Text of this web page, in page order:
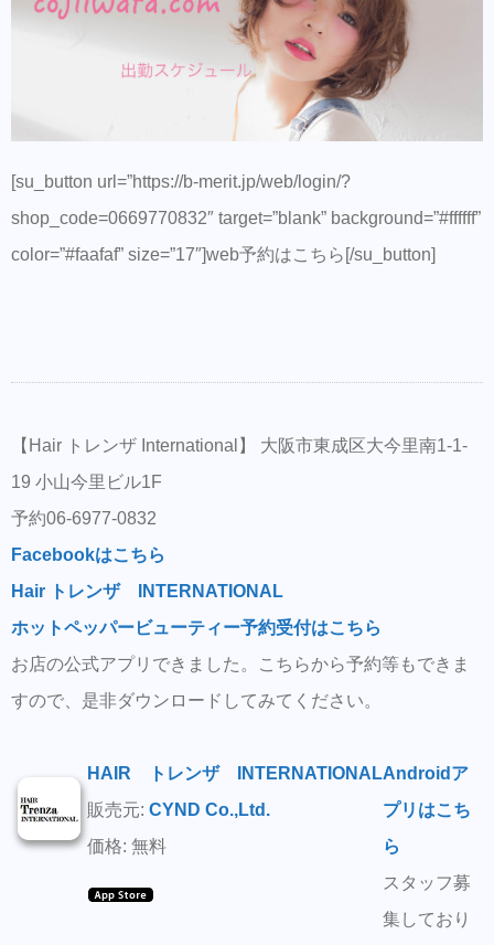
[su_button url=”https://b-merit.jp/web/login/?
shop_code=0669770832″ target=”blank” background=”#ffffff”
color=”#faafaf” size=”17″]web予約はこちら[/su_button]
【Hair トレンザ International】 大阪市東成区大今里南1-1-
19 小山今里ビル1F
予約06-6977-0832
Facebookはこちら
Hair トレンザ INTERNATIONAL
ホットペッパービューティー予約受付はこちら
お店の公式アプリできました。こちらから予約等もできま
すので、是非ダウンロードしてみてください。
HAIR トレンザ INTERNATIONAL
販売元: CYND Co.,Ltd.
価格: 無料
Androidア
プリはこち
ら
スタッフ募
集しており